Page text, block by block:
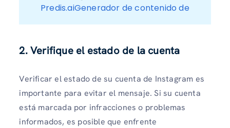
Predis.aiGenerador de contenido de
2. Verifique el estado de la cuenta
Verificar el estado de su cuenta de Instagram es
importante para evitar el mensaje. Si su cuenta
está marcada por infracciones o problemas
informados, es posible que enfrente